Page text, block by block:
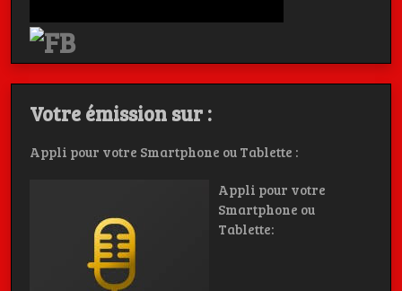
Votre émission sur :
Appli pour votre Smartphone ou Tablette :
Appli pour votre
Smartphone ou
Tablette: